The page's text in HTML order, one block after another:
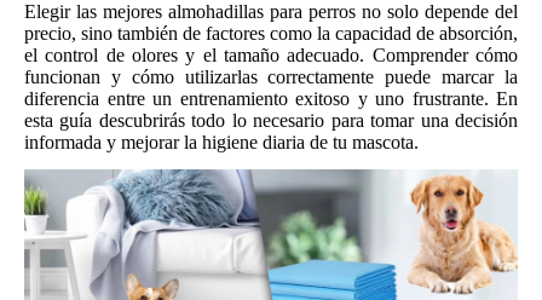
Elegir las mejores almohadillas para perros no solo depende del
precio, sino también de factores como la capacidad de absorción,
el control de olores y el tamaño adecuado. Comprender cómo
funcionan y cómo utilizarlas correctamente puede marcar la
diferencia entre un entrenamiento exitoso y uno frustrante. En
esta guía descubrirás todo lo necesario para tomar una decisión
informada y mejorar la higiene diaria de tu mascota.